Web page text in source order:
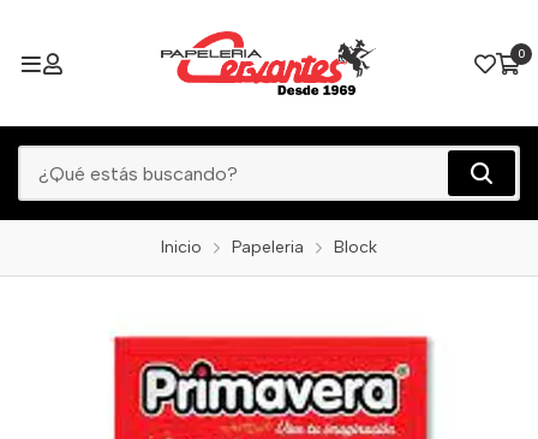
0
Inicio Papeleria Block